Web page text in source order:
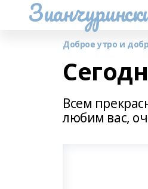
Доброе утро и
Всем
любим вас,